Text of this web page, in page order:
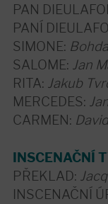
PAN
PANÍ
SIMONE:
SALOME: Jan
RITA: Jakub
MERCEDES:
CARMEN:
INSCENAČNÍ
PŘEKLAD:
INSCENAČNÍ